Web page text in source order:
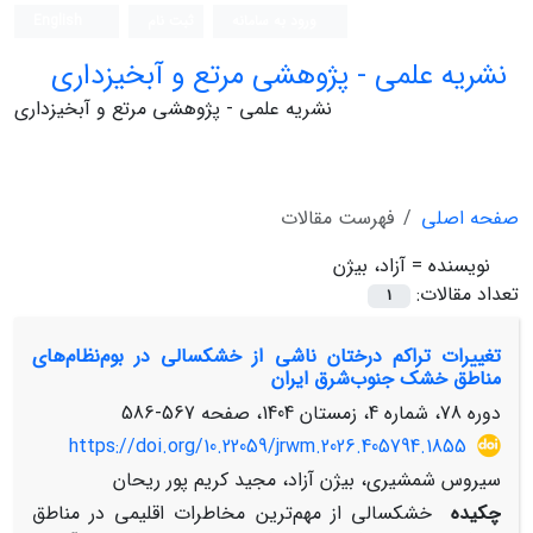
نشریه علمی - پژوهشی مرتع و آبخیزداری
نشریه علمی - پژوهشی مرتع و آبخیزداری
صفحه اصلی
فهرست مقالات
نویسنده = آزاد، بیژن
تعداد مقالات:
1
تغییرات تراکم درختان ناشی از خشکسالی در بوم‌نظام‌های
مناطق خشک جنوب‌شرق ایران
دوره 78، شماره 4، زمستان 1404، صفحه
567-586
https://doi.org/10.22059/jrwm.2026.405794.1855
سیروس شمشیری، بیژن آزاد، مجید کریم پور ریحان
چکیده
خشکسالی از مهم‌ترین مخاطرات اقلیمی در مناطق